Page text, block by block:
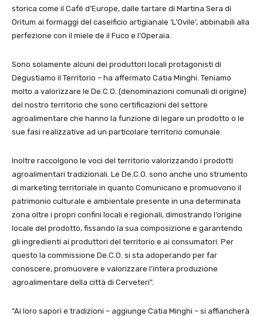
storica come il Café d’Europe, dalle tartare di Martina Sera di
Oritum ai formaggi del caseificio artigianale ‘L’Ovile’, abbinabili alla
perfezione con il miele de il Fuco e l’Operaia.
Sono solamente alcuni dei produttori locali protagonisti di
Degustiamo il Territorio – ha affermato Catia Minghi. Teniamo
molto a valorizzare le De.C.O. (denominazioni comunali di origine)
del nostro territorio che sono certificazioni del settore
agroalimentare che hanno la funzione di legare un prodotto o le
sue fasi realizzative ad un particolare territorio comunale.
Inoltre raccolgono le voci del territorio valorizzando i prodotti
agroalimentari tradizionali. Le De.C.O. sono anche uno strumento
di marketing territoriale in quanto Comunicano e promuovono il
patrimonio culturale e ambientale presente in una determinata
zona oltre i propri confini locali e regionali, dimostrando l’origine
locale del prodotto, fissando la sua composizione e garantendo
gli ingredienti ai produttori del territorio e ai consumatori. Per
questo la commissione De.C.O. si sta adoperando per far
conoscere, promuovere e valorizzare l’intera produzione
agroalimentare della città di Cerveteri”.
“Ai loro sapori e tradizioni – aggiunge Catia Minghi – si affiancherà